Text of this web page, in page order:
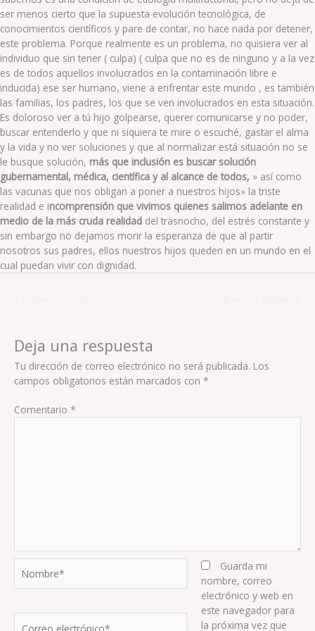
ser menos cierto que la supuesta evolución tecnológica, de
conocimientos científicos y pare de contar, no hace nada por detener,
este problema. Porque realmente es un problema, no quisiera ver al
individuo que sin tener ( culpa) ( culpa que no es de ninguno y a la vez
es de todos aquellos involucrados en la contaminación libre e
inducida) ese ser humano, viene a enfrentar este mundo , es también
las familias, los padres, los que se ven involucrados en esta situación.
Es doloroso ver a tú hijo golpearse, querer comunicarse y no poder,
buscar entenderlo y que ni siquiera te mire o escuché, gastar el alma
y la vida y no ver soluciones y que al normalizar está situación no se
le busque solución, más que inclusión es buscar solución
gubernamental, médica, científica y al alcance de todos, » así como
las vacunas que nos obligan a poner a nuestros hijos» la triste
realidad e incomprensión que vivimos quienes salimos adelante en
medio de la más cruda realidad del trasnocho, del estrés constante y
sin embargo no dejamos morir la esperanza de que al partir
nosotros sus padres, ellos nuestros hijos queden en un mundo en el
cual puedan vivir con dignidad.
Deja una respuesta
Tu dirección de correo electrónico no será publicada. Los
campos obligatorios están marcados con *
Comentario *
Guarda mi
nombre, correo
electrónico y web en
este navegador para
la próxima vez que